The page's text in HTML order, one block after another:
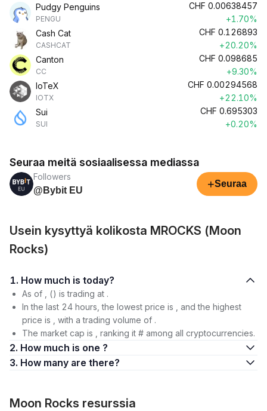
Pudgy Penguins
PENGU
CHF 0.00638457
+1.70%
Cash Cat
CASHCAT
CHF 0.126893
+20.20%
Canton
CC
CHF 0.098685
+9.30%
IoTeX
IOTX
CHF 0.00294568
+22.10%
Sui
SUI
CHF 0.695303
+0.20%
Seuraa meitä sosiaalisessa mediassa
Followers
@Bybit EU
+Seuraa
Usein kysyttyä kolikosta MROCKS (Moon
Rocks)
1. How much is today?
As of , () is trading at .
In the last 24 hours, the lowest price is , and the highest
price is , with a trading volume of .
The market cap is , ranking it # among all cryptocurrencies.
2. How much is one ?
3. How many are there?
Moon Rocks resurssia